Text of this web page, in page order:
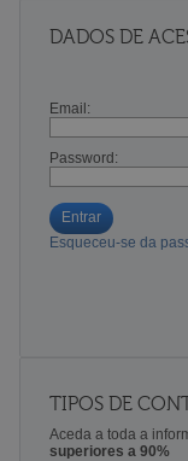
DADOS DE
Email:
Password:
Entrar
Esqueceu-se da
TIPOS DE
Aceda a toda a
superiores a 90%